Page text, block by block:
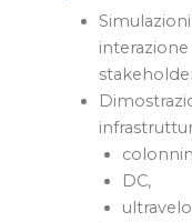
DC,